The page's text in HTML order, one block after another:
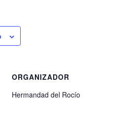
ORGANIZADOR
Hermandad del Rocío